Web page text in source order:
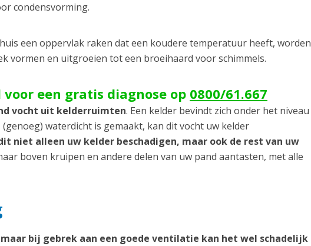
condensvorming.
een oppervlak raken dat een koudere temperatuur heeft, worden
vormen en uitgroeien tot een broeihaard voor schimmels.
een gratis diagnose op 0800/61.667
vocht uit kelderruimten. Een kelder bevindt zich onder het niveau
waterdicht is gemaakt, kan dit vocht uw kelder
niet alleen uw kelder beschadigen, maar ook de rest van uw
boven kruipen en andere delen van uw pand aantasten, met alle
bij gebrek aan een goede ventilatie kan het wel schadelijk